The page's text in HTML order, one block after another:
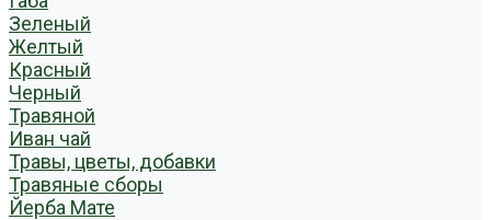
Зеленый
Желтый
Красный
Черный
Травяной
Иван чай
Травы, цветы, добавки
Травяные сборы
Йерба Мате